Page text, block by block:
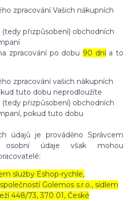
zpracování Vašich nákupních
(tedy přizpůsobení) obchodních
zpracování po dobu 90 dnía to
zpracování vašich nákupních
tuto dobu neprodloužíte
(tedy přizpůsobení) obchodních
pokud tuto dobu
údajů je prováděno Správcem
osobní údaje však mohou
služby Eshop-rychle,
Golemos s.r.o., sídlem
448/73, 370 01, České